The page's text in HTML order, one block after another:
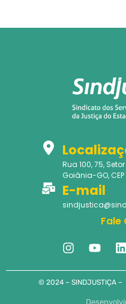
Rua 100, 75,
Goiânia-GO,
E-mail
Fale
© 2024 – SINDJUSTIÇA